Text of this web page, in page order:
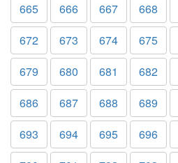
665
666 667 668
672
673 674 675
679
680 681 682
686
687 688 689
693
694 695 696